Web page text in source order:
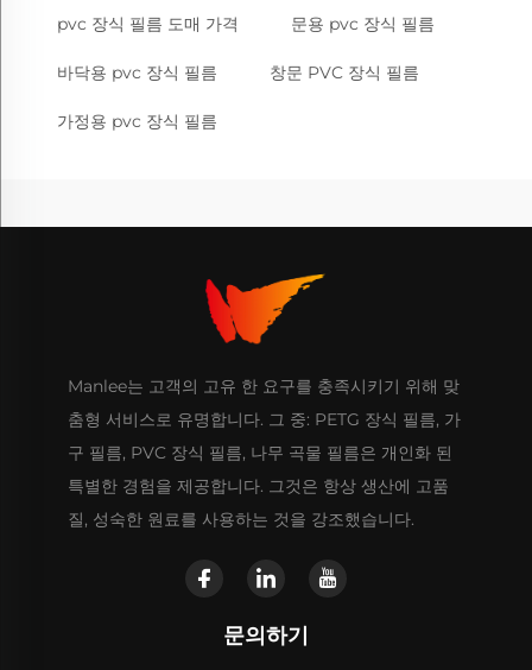
pvc 장식 필름 도매 가격 문용 pvc 장식 필름
바닥용 pvc 장식 필름 창문 PVC 장식 필름
가정용 pvc 장식 필름
Manlee는 고객의 고유 한 요구를 충족시키기 위해 맞
춤형 서비스로 유명합니다. 그 중: PETG 장식 필름, 가
구 필름, PVC 장식 필름, 나무 곡물 필름은 개인화 된
특별한 경험을 제공합니다. 그것은 항상 생산에 고품
질, 성숙한 원료를 사용하는 것을 강조했습니다.
문의하기